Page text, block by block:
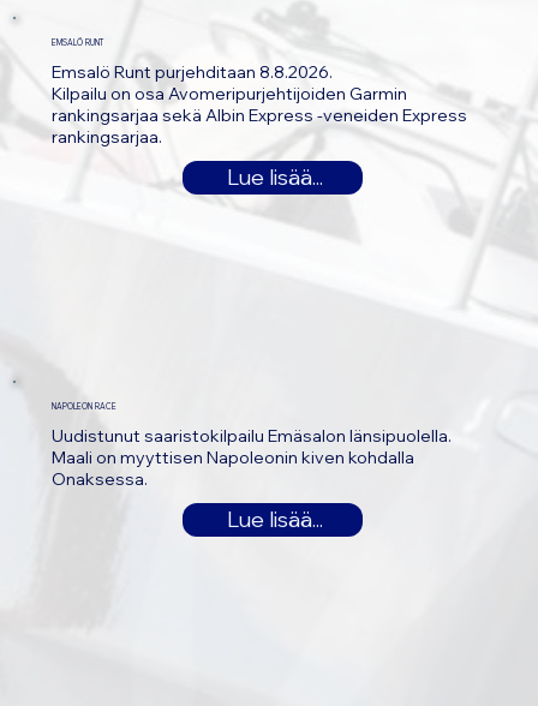
EMSALÖ RUNT
Emsalö Runt purjehditaan 8.8.2026.
Kilpailu on osa Avomeripurjehtijoiden Garmin
rankingsarjaa sekä Albin Express -veneiden Express
rankingsarjaa.
Lue lisää...
NAPOLEON RACE
Uudistunut saaristokilpailu Emäsalon länsipuolella.
Maali on myyttisen Napoleonin kiven kohdalla
Onaksessa.
Lue lisää...